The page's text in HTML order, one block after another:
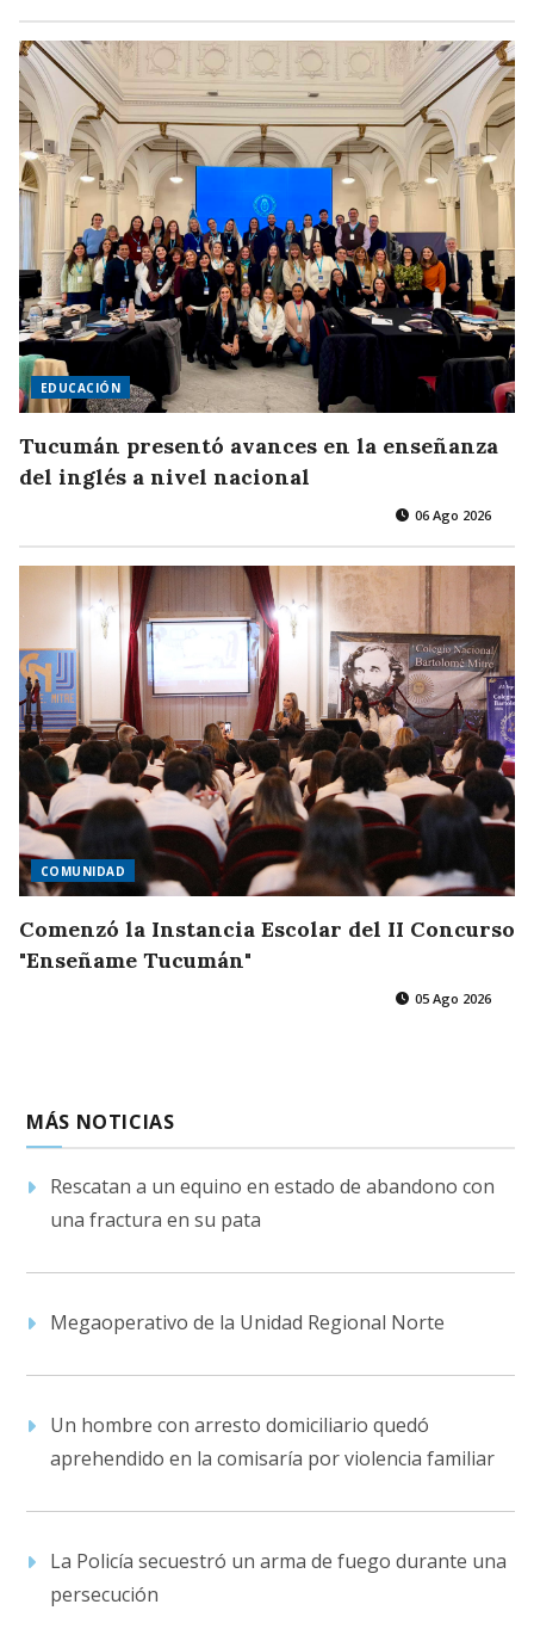
EDUCACIÓN
Tucumán presentó avances en la enseñanza
del inglés a nivel nacional
06 Ago 2026
COMUNIDAD
Comenzó la Instancia Escolar del II Concurso
"Enseñame Tucumán"
05 Ago 2026
MÁS NOTICIAS
Rescatan a un equino en estado de abandono con
una fractura en su pata
Megaoperativo de la Unidad Regional Norte
Un hombre con arresto domiciliario quedó
aprehendido en la comisaría por violencia familiar
La Policía secuestró un arma de fuego durante una
persecución